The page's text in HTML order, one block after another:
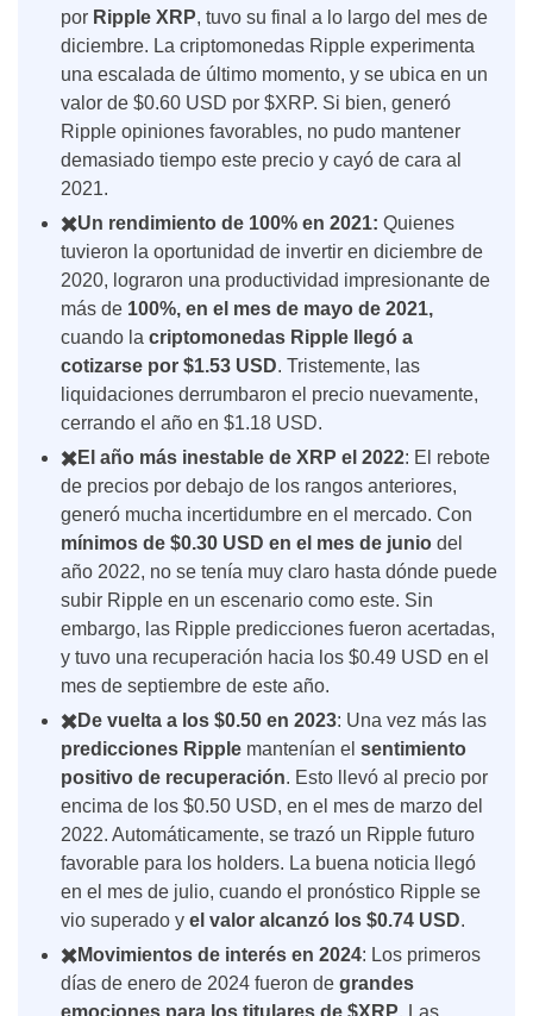
por Ripple XRP, tuvo su final a lo largo del mes de
diciembre. La criptomonedas Ripple experimenta
una escalada de último momento, y se ubica en un
valor de $0.60 USD por $XRP. Si bien, generó
Ripple opiniones favorables, no pudo mantener
demasiado tiempo este precio y cayó de cara al
2021.
✖️Un rendimiento de 100% en 2021: Quienes
tuvieron la oportunidad de invertir en diciembre de
2020, lograron una productividad impresionante de
más de 100%, en el mes de mayo de 2021,
cuando la criptomonedas Ripple llegó a
cotizarse por $1.53 USD. Tristemente, las
liquidaciones derrumbaron el precio nuevamente,
cerrando el año en $1.18 USD.
✖️El año más inestable de XRP el 2022: El rebote
de precios por debajo de los rangos anteriores,
generó mucha incertidumbre en el mercado. Con
mínimos de $0.30 USD en el mes de junio del
año 2022, no se tenía muy claro hasta dónde puede
subir Ripple en un escenario como este. Sin
embargo, las Ripple predicciones fueron acertadas,
y tuvo una recuperación hacia los $0.49 USD en el
mes de septiembre de este año.
✖️De vuelta a los $0.50 en 2023: Una vez más las
predicciones Ripple mantenían el sentimiento
positivo de recuperación. Esto llevó al precio por
encima de los $0.50 USD, en el mes de marzo del
2022. Automáticamente, se trazó un Ripple futuro
favorable para los holders. La buena noticia llegó
en el mes de julio, cuando el pronóstico Ripple se
vio superado y el valor alcanzó los $0.74 USD.
✖️Movimientos de interés en 2024: Los primeros
días de enero de 2024 fueron de grandes
emociones para los titulares de $XRP. Las